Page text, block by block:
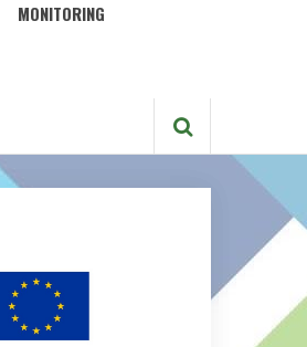
MONITORING